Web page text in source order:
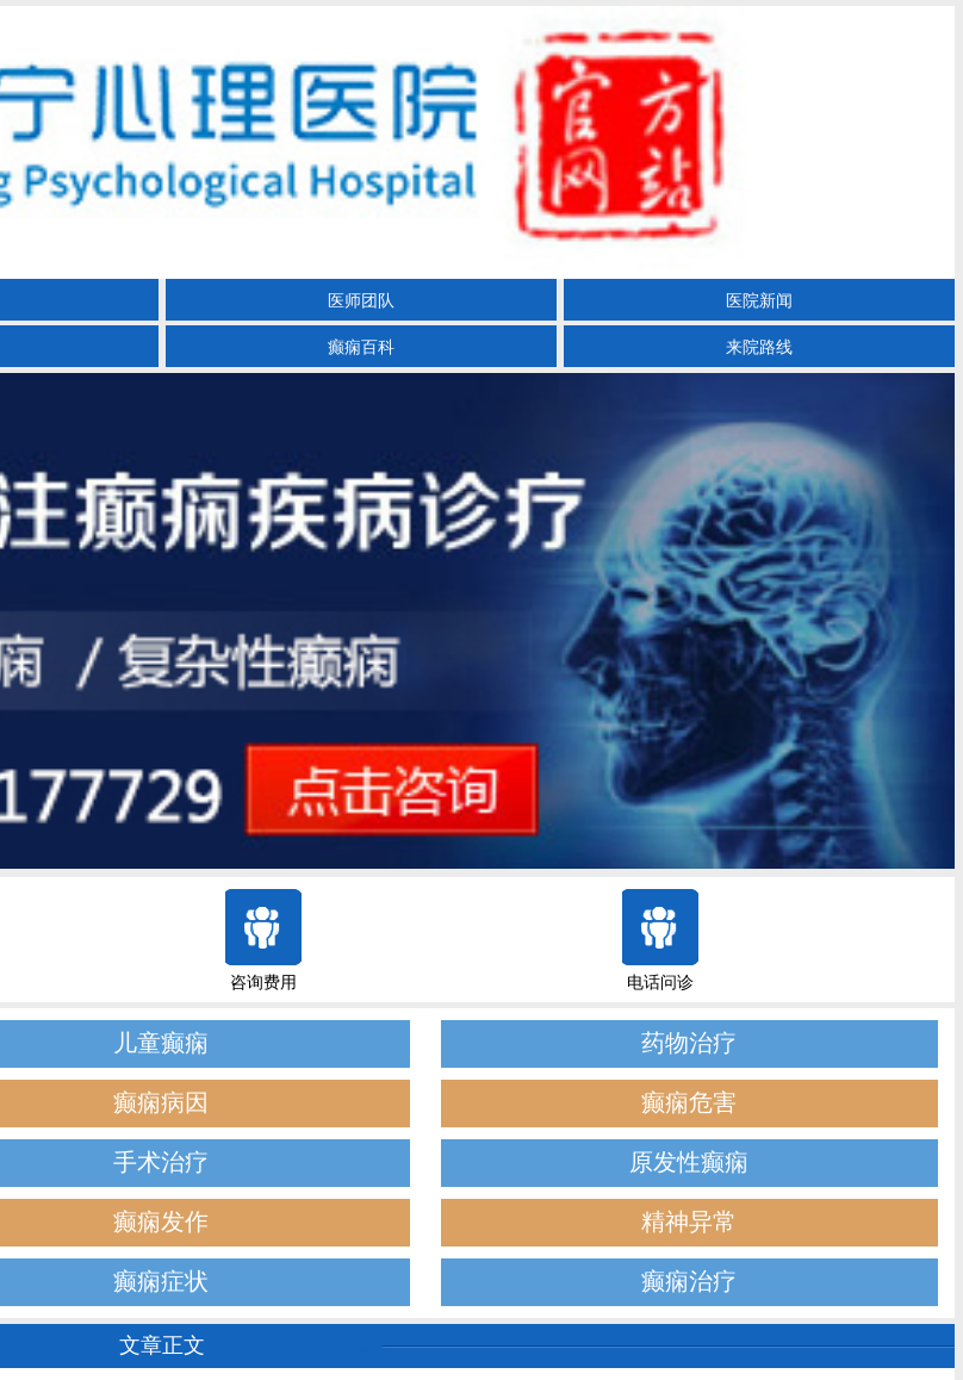
医师团队 医院新闻
癫痫百科 来院路线
咨询费用 电话问诊
儿童癫痫 药物治疗
癫痫病因 癫痫危害
手术治疗 原发性癫痫
癫痫发作 精神异常
癫痫症状 癫痫治疗
文章正文